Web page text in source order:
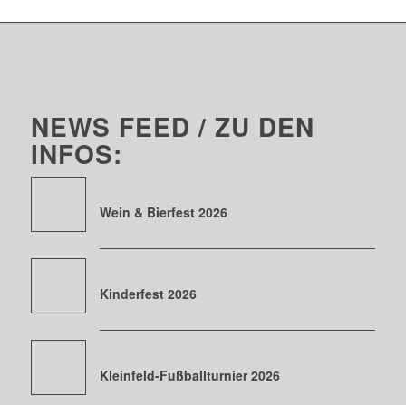
NEWS FEED / ZU DEN
INFOS:
Wein & Bierfest 2026
Kinderfest 2026
Kleinfeld-Fußballturnier 2026